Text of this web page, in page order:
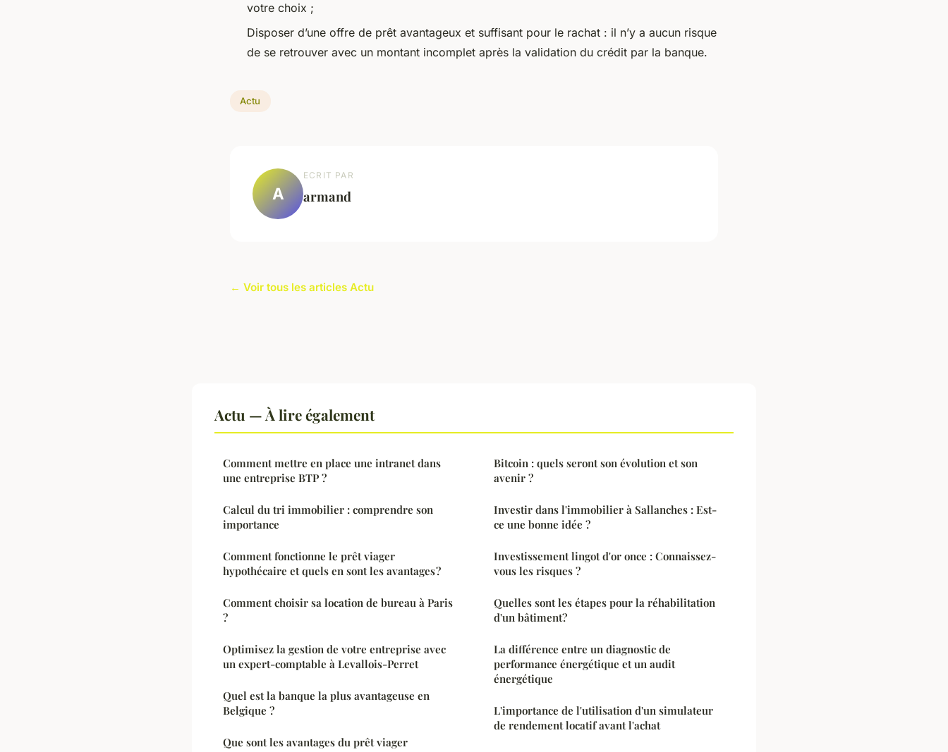
votre choix ;
Disposer d’une offre de prêt avantageux et suffisant pour le rachat : il n’y a aucun risque
de se retrouver avec un montant incomplet après la validation du crédit par la banque.
Actu
A
ECRIT PAR
armand
← Voir tous les articles Actu
Actu — À lire également
Comment mettre en place une intranet dans
une entreprise BTP ?
Calcul du tri immobilier : comprendre son
importance
Comment fonctionne le prêt viager
hypothécaire et quels en sont les avantages ?
Comment choisir sa location de bureau à Paris
?
Optimisez la gestion de votre entreprise avec
un expert-comptable à Levallois-Perret
Quel est la banque la plus avantageuse en
Belgique ?
Que sont les avantages du prêt viager
Bitcoin : quels seront son évolution et son
avenir ?
Investir dans l'immobilier à Sallanches : Est-
ce une bonne idée ?
Investissement lingot d'or once : Connaissez-
vous les risques ?
Quelles sont les étapes pour la réhabilitation
d'un bâtiment?
La différence entre un diagnostic de
performance énergétique et un audit
énergétique
L'importance de l'utilisation d'un simulateur
de rendement locatif avant l'achat